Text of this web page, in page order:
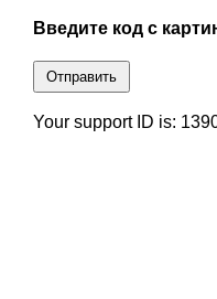
Введите код с
Отправить
Your support ID is: